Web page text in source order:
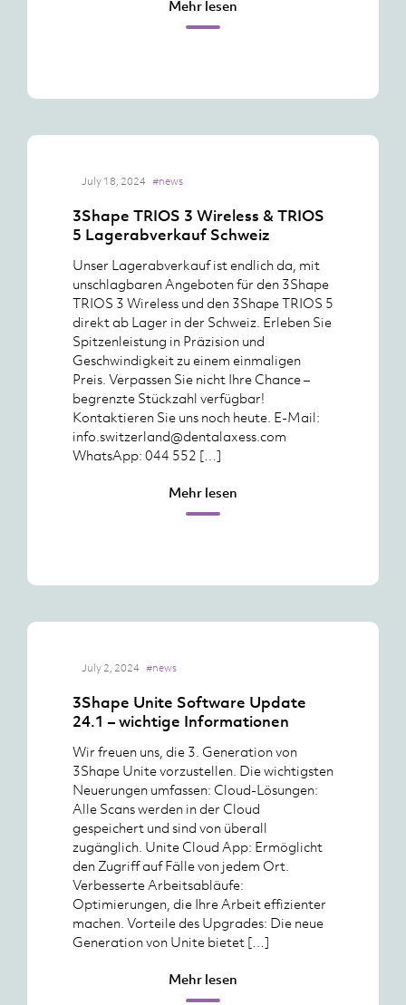
Mehr lesen
July 18, 2024 #news
3Shape TRIOS 3 Wireless & TRIOS
5 Lagerabverkauf Schweiz
Unser Lagerabverkauf ist endlich da, mit
unschlagbaren Angeboten für den 3Shape
TRIOS 3 Wireless und den 3Shape TRIOS 5
direkt ab Lager in der Schweiz. Erleben Sie
Spitzenleistung in Präzision und
Geschwindigkeit zu einem einmaligen
Preis. Verpassen Sie nicht Ihre Chance –
begrenzte Stückzahl verfügbar!
Kontaktieren Sie uns noch heute. E-Mail:
info.switzerland@dentalaxess.com
WhatsApp: 044 552 […]
Mehr lesen
July 2, 2024 #news
3Shape Unite Software Update
24.1 – wichtige Informationen
Wir freuen uns, die 3. Generation von
3Shape Unite vorzustellen. Die wichtigsten
Neuerungen umfassen: Cloud-Lösungen:
Alle Scans werden in der Cloud
gespeichert und sind von überall
zugänglich. Unite Cloud App: Ermöglicht
den Zugriff auf Fälle von jedem Ort.
Verbesserte Arbeitsabläufe:
Optimierungen, die Ihre Arbeit effizienter
machen. Vorteile des Upgrades: Die neue
Generation von Unite bietet […]
Mehr lesen